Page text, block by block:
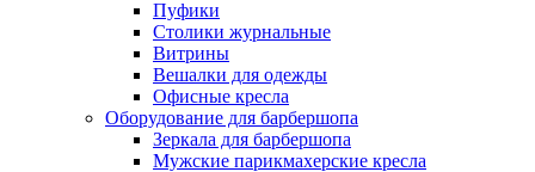
Пуфики
Столики журнальные
Витрины
Вешалки для одежды
Офисные кресла
Оборудование для барбершопа
Зеркала для барбершопа
Мужские парикмахерские кресла